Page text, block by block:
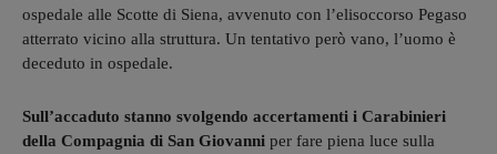
ospedale alle Scotte di Siena, avvenuto con l’elisoccorso Pegaso
atterrato vicino alla struttura. Un tentativo però vano, l’uomo è
deceduto in ospedale.
Sull’accaduto stanno svolgendo accertamenti i Carabinieri
della Compagnia di San Giovanni per fare piena luce sulla